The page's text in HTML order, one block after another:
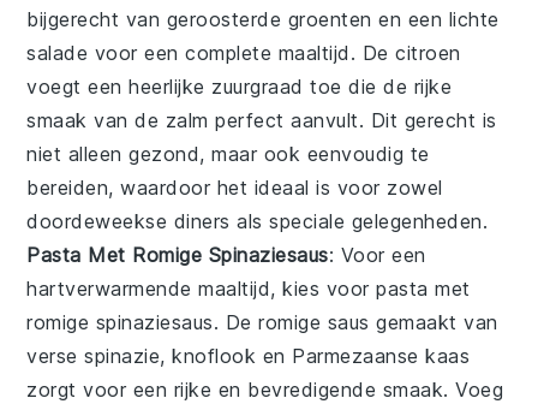
bijgerecht van geroosterde groenten en een lichte
salade voor een complete maaltijd. Decitroen
voegt een heerlijke zuurgraad toe die de rijke
smaak van de zalm perfect aanvult. Dit gerecht is
niet alleen gezond, maar ook eenvoudig te
bereiden, waardoor het ideaal is voor zowel
doordeweekse diners als speciale gelegenheden.
Pasta Met Romige Spinaziesaus: Voor een
hartverwarmende maaltijd, kies voorpasta met
romige spinaziesaus. Deromige saus gemaakt van
verse spinazie,knoflook en Parmezaanse kaas
zorgt voor een rijke en bevredigende smaak. Voeg